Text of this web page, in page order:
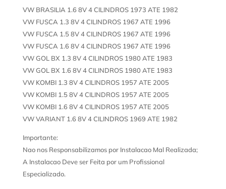
VW BRASILIA 1.6 8V 4 CILINDROS 1973 ATE 1982
VW FUSCA 1.3 8V 4 CILINDROS 1967 ATE 1996
VW FUSCA 1.5 8V 4 CILINDROS 1967 ATE 1996
VW FUSCA 1.6 8V 4 CILINDROS 1967 ATE 1996
VW GOL BX 1.3 8V 4 CILINDROS 1980 ATE 1983
VW GOL BX 1.6 8V 4 CILINDROS 1980 ATE 1983
VW KOMBI 1.3 8V 4 CILINDROS 1957 ATE 2005
VW KOMBI 1.5 8V 4 CILINDROS 1957 ATE 2005
VW KOMBI 1.6 8V 4 CILINDROS 1957 ATE 2005
VW VARIANT 1.6 8V 4 CILINDROS 1969 ATE 1982
Importante:
Nao nos Responsabilizamos por Instalacao Mal Realizada;
A Instalacao Deve ser Feita por um Profissional
Especializado.